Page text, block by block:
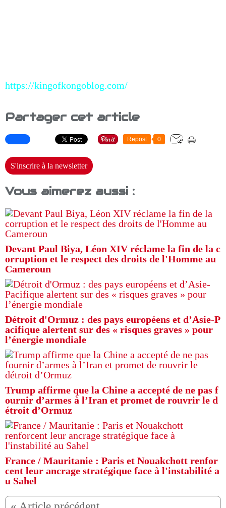
https://kingofkongoblog.com/
Partager cet article
Repost 0
S'inscrire à la newsletter
Vous aimerez aussi :
Devant Paul Biya, Léon XIV réclame la fin de la c
orruption et le respect des droits de l'Homme au
Cameroun
Détroit d'Ormuz : des pays européens et d’Asie-P
acifique alertent sur des « risques graves » pour
l’énergie mondiale
Trump affirme que la Chine a accepté de ne pas f
ournir d’armes à l’Iran et promet de rouvrir le d
étroit d’Ormuz
France / Mauritanie : Paris et Nouakchott renfor
cent leur ancrage stratégique face à l'instabilité a
u Sahel